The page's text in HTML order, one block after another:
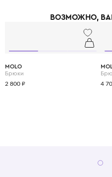
принципам slow fashion: каждая вещь
ВОЗМОЖНО,
MOLO
Брюки
2 800 ₽ 4